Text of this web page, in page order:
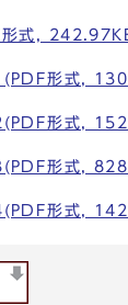
式,
形式,
形式,
形式,
形式,